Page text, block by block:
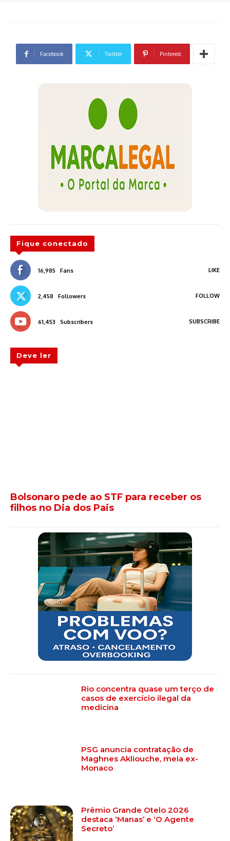
Facebook Twitter Pinterest
Fique conectado
16,985 Fans LIKE
2,458 Followers FOLLOW
61,453 Subscribers SUBSCRIBE
Deve ler
Bolsonaro pede ao STF para receber os
filhos no Dia dos Pais
Rio concentra quase um terço de
casos de exercício ilegal da
medicina
PSG anuncia contratação de
Maghnes Akliouche, meia ex-
Monaco
Prêmio Grande Otelo 2026
destaca ‘Manas’ e ‘O Agente
Secreto’